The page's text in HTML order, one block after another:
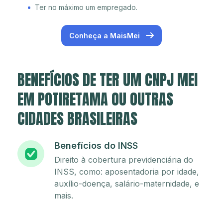
Ter no máximo um empregado.
Conheça a MaisMei
BENEFÍCIOS DE TER UM CNPJ MEI
EM POTIRETAMA OU OUTRAS
CIDADES BRASILEIRAS
Benefícios do INSS
Direito à cobertura previdenciária do
INSS, como: aposentadoria por idade,
auxílio-doença, salário-maternidade, e
mais.